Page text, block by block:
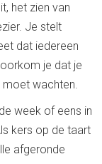
het zien van
Je stelt
dat iedereen
je dat je
moet wachten.
week of eens in
kers op de taart
afgeronde